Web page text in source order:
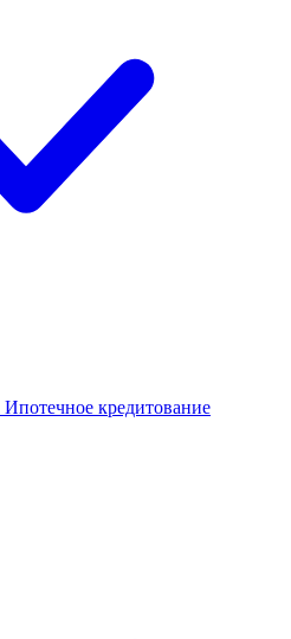
Ипотечное кредитование